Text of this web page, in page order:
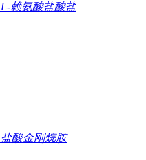
L-赖氨酸盐酸盐
盐酸金刚烷胺